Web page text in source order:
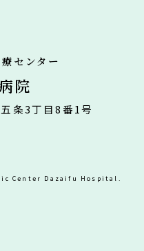
センター
院
条3丁目8番1号
Center Dazaifu Hospital.